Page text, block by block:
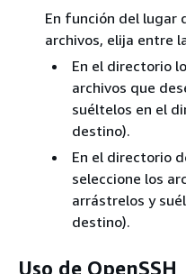
En función del lugar
archivos, elija entre
En el directorio
archivos que
suéltelos en el
destino).
En el directorio
seleccione los
arrástrelos y
destino).
Uso de OpenSSH